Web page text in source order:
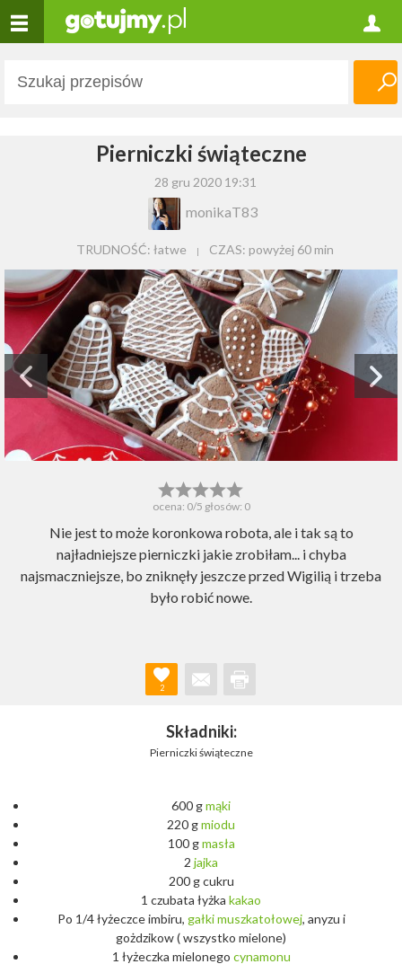
Pierniczki świąteczne
28 gru 2020 19:31
monikaT83
TRUDNOŚĆ: łatwe CZAS: powyżej 60 min
ocena: 0/5 głosów: 0
Nie jest to może koronkowa robota, ale i tak są to
najładniejsze pierniczki jakie zrobiłam... i chyba
najsmaczniejsze, bo zniknęły jeszcze przed Wigilią i trzeba
było robić nowe.
2
Składniki:
Pierniczki świąteczne
600 gmąki
220 gmiodu
100 gmasła
2 jajka
200 g cukru
1 czubata łyżka kakao
Po 1/4 łyżeczce imbiru, gałki muszkatołowej, anyzu i
gożdzikow ( wszystko mielone)
1 łyżeczka mielonego cynamonu